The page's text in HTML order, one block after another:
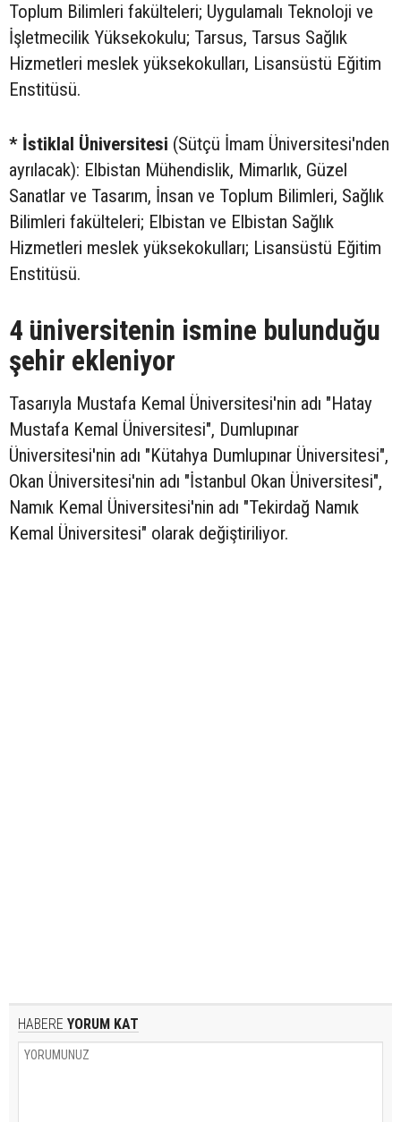
Toplum Bilimleri fakülteleri; Uygulamalı Teknoloji ve
İşletmecilik Yüksekokulu; Tarsus, Tarsus Sağlık
Hizmetleri meslek yüksekokulları, Lisansüstü Eğitim
Enstitüsü.
* İstiklal Üniversitesi (Sütçü İmam Üniversitesi'nden
ayrılacak): Elbistan Mühendislik, Mimarlık, Güzel
Sanatlar ve Tasarım, İnsan ve Toplum Bilimleri, Sağlık
Bilimleri fakülteleri; Elbistan ve Elbistan Sağlık
Hizmetleri meslek yüksekokulları; Lisansüstü Eğitim
Enstitüsü.
4 üniversitenin ismine bulunduğu
şehir ekleniyor
Tasarıyla Mustafa Kemal Üniversitesi'nin adı "Hatay
Mustafa Kemal Üniversitesi", Dumlupınar
Üniversitesi'nin adı "Kütahya Dumlupınar Üniversitesi",
Okan Üniversitesi'nin adı "İstanbul Okan Üniversitesi",
Namık Kemal Üniversitesi'nin adı "Tekirdağ Namık
Kemal Üniversitesi" olarak değiştiriliyor.
HABERE YORUM KAT